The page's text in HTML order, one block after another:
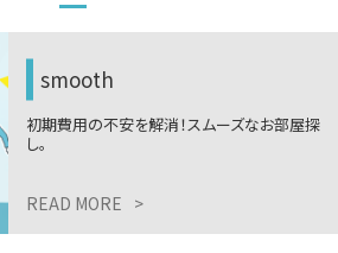
smooth
初期費用の不安を解消！スムーズなお部屋探
し。
READ MORE >